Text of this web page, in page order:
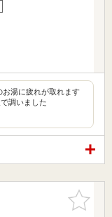
お湯に疲れが取れます
調いました
お気に入
りに追加